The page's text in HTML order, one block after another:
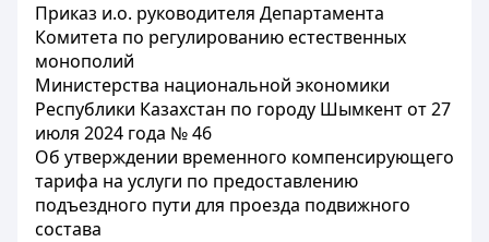
Приказ и.о. руководителя Департамента
Комитета по регулированию естественных
монополий
Министерства национальной экономики
Республики Казахстан по городу Шымкент от 27
июля 2024 года № 46
Об утверждении временного компенсирующего
тарифа на услуги по предоставлению
подъездного пути для проезда подвижного
состава